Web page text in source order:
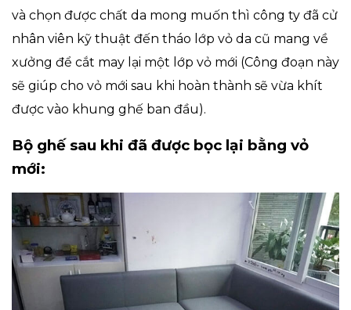
và chọn được chất da mong muốn thì công ty đã cử
nhân viên kỹ thuật đến tháo lớp vỏ da cũ mang về
xưởng để cắt may lại một lớp vỏ mới (Công đoạn này
sẽ giúp cho vỏ mới sau khi hoàn thành sẽ vừa khít
được vào khung ghế ban đầu).
Bộ ghế sau khi đã được bọc lại bằng vỏ
mới: